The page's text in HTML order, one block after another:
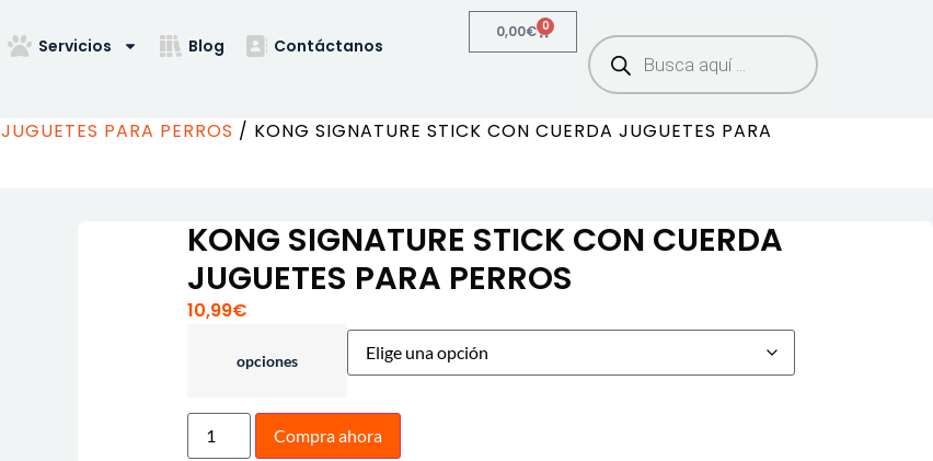
Servicios Blog Contáctanos
0,00€ 0
JUGUETES PARA PERROS / KONG SIGNATURE STICK CON CUERDA JUGUETES PARA
KONG SIGNATURE STICK CON CUERDA
JUGUETES PARA PERROS
10,99€
opciones
Compra ahora